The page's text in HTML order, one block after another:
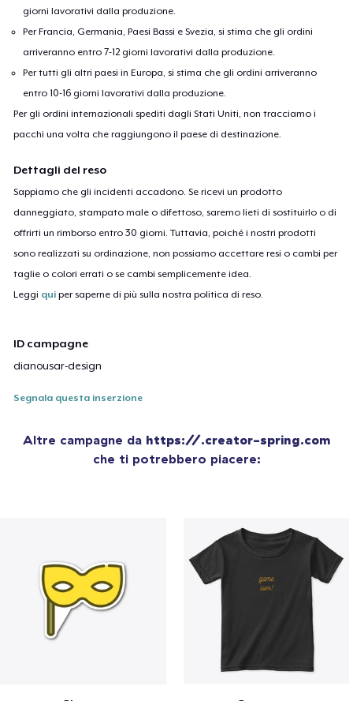
giorni lavorativi dalla produzione.
Per Francia, Germania, Paesi Bassi e Svezia, si stima che gli ordini
arriveranno entro 7-12 giorni lavorativi dalla produzione.
Per tutti gli altri paesi in Europa, si stima che gli ordini arriveranno
entro 10-16 giorni lavorativi dalla produzione.
Per gli ordini internazionali spediti dagli Stati Uniti, non tracciamo i
pacchi una volta che raggiungono il paese di destinazione.
Dettagli del reso
Sappiamo che gli incidenti accadono. Se ricevi un prodotto
danneggiato, stampato male o difettoso, saremo lieti di sostituirlo o di
offrirti un rimborso entro 30 giorni. Tuttavia, poiché i nostri prodotti
sono realizzati su ordinazione, non possiamo accettare resi o cambi per
taglie o colori errati o se cambi semplicemente idea.
Leggi qui per saperne di più sulla nostra politica di reso.
ID campagne
dianousar-design
Segnala questa inserzione
Altre campagne da https://.creator-spring.com
che ti potrebbero piacere: